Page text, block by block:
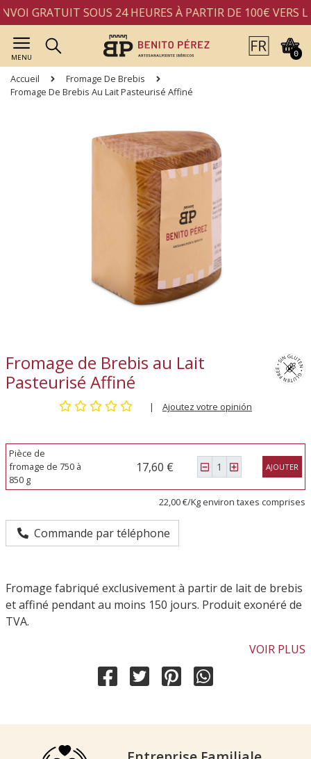
GRATUIT SOUS 24 HEURES À PARTIR DE 100€ VERS
MENU 0
Accueil
Fromage De Brebis
Fromage De Brebis Au Lait Pasteurisé Affiné
Fromage de Brebis au Lait
Pasteurisé Affiné
| Ajoutez votre opinión
Pièce de
fromage de 750 à
850 g
17,60 € AJOUTER
22,00 €/Kg environ taxes comprises
Commande par téléphone
Fromage fabriqué exclusivement à partir de lait de brebis
et affiné pendant au moins 150 jours. Produit exonéré de
TVA.
VOIR PLUS